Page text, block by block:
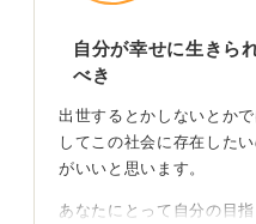
自分が幸せに生きら
べき
出世するとかしないとか
してこの社会に存在した
がいいと思います。
あなたにとって自分の目